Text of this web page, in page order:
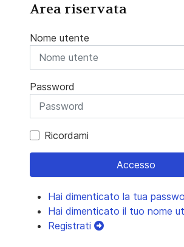
Area riservata
Nome utente
Password
Ricordami
Accesso
Hai dimenticato la tua
Hai dimenticato il tuo nome
Registrati